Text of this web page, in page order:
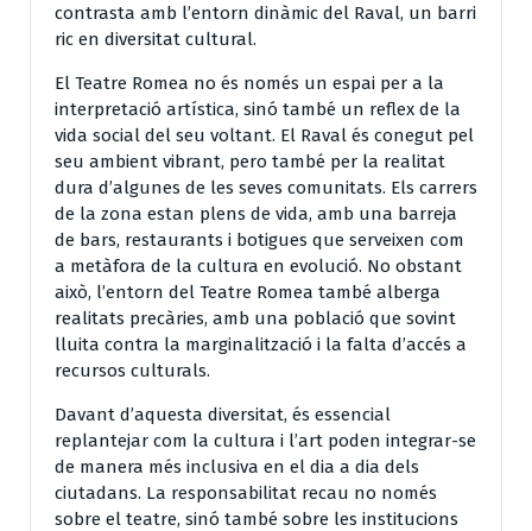
contrasta amb l’entorn dinàmic del Raval, un barri
ric en diversitat cultural.
El Teatre Romea no és només un espai per a la
interpretació artística, sinó també un reflex de la
vida social del seu voltant. El Raval és conegut pel
seu ambient vibrant, pero també per la realitat
dura d’algunes de les seves comunitats. Els carrers
de la zona estan plens de vida, amb una barreja
de bars, restaurants i botigues que serveixen com
a metàfora de la cultura en evolució. No obstant
això, l’entorn del Teatre Romea també alberga
realitats precàries, amb una població que sovint
lluita contra la marginalització i la falta d’accés a
recursos culturals.
Davant d’aquesta diversitat, és essencial
replantejar com la cultura i l’art poden integrar-se
de manera més inclusiva en el dia a dia dels
ciutadans. La responsabilitat recau no només
sobre el teatre, sinó també sobre les institucions